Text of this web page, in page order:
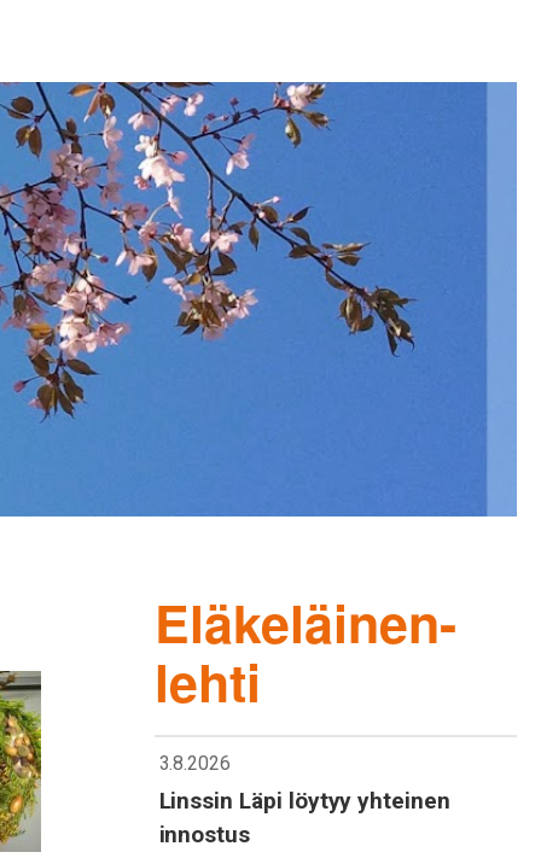
Eläkeläinen-
lehti
3.8.2026
Linssin Läpi löytyy yhteinen
innostus